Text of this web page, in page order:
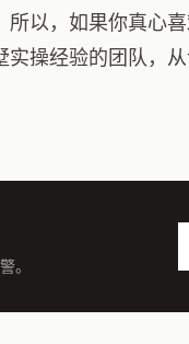
以，如果你真心
操经验的团队，从
。